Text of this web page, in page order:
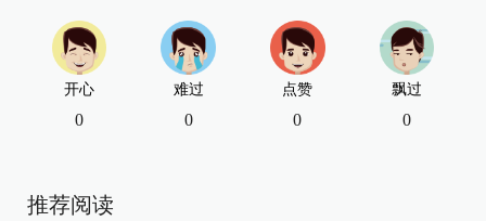
开心
0
难过
0
点赞
0
飘过
0
推荐阅读